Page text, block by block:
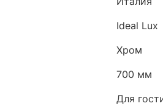
Ideal Lux
Хром
700 мм
Для